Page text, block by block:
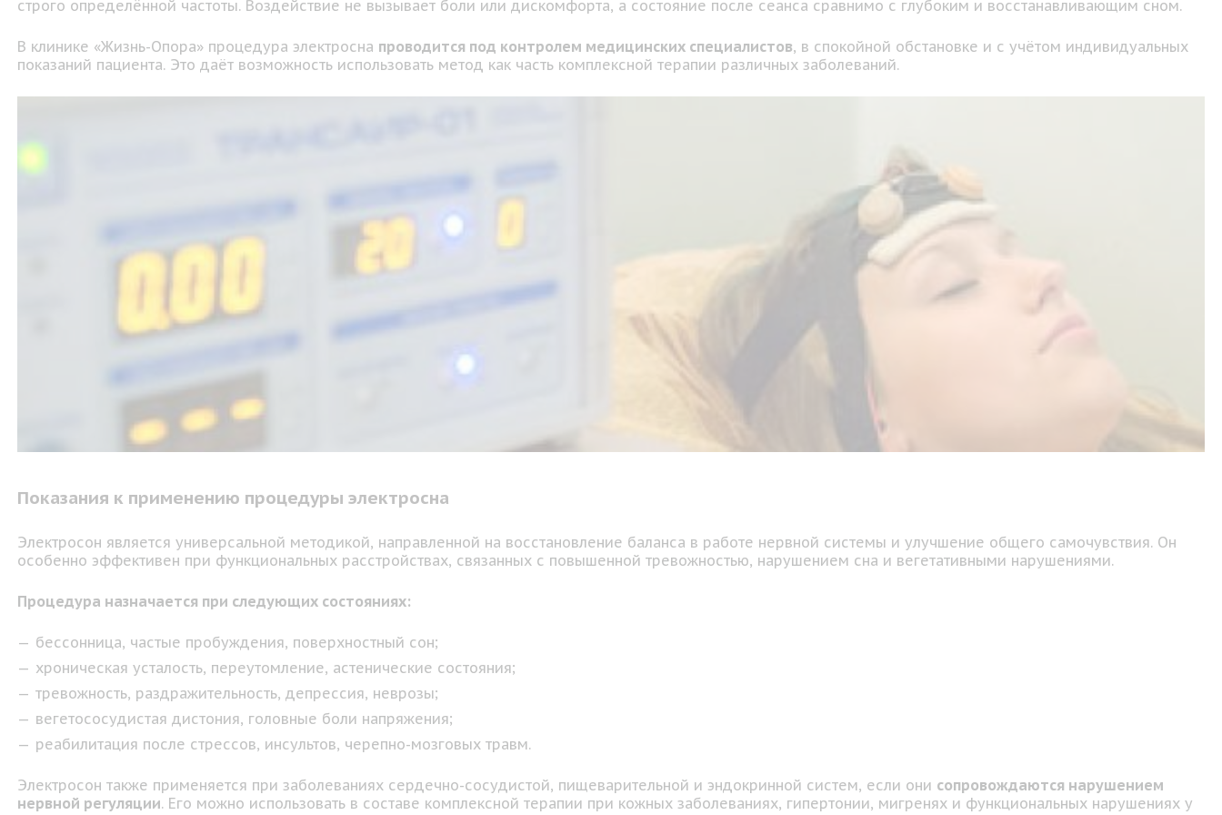
строго определённой частоты. Воздействие не вызывает боли или дискомфорта, а состояние после сеанса сравнимо с глубоким и восстанавливающим сном.
В клинике «Жизнь-Опора» процедура электросна проводится под контролем медицинских специалистов, в спокойной обстановке и с учётом индивидуальных
показаний пациента. Это даёт возможность использовать метод как часть комплексной терапии различных заболеваний.
Показания к применению процедуры электросна
Электросон является универсальной методикой, направленной на восстановление баланса в работе нервной системы и улучшение общего самочувствия. Он
особенно эффективен при функциональных расстройствах, связанных с повышенной тревожностью, нарушением сна и вегетативными нарушениями.
Процедура назначается при следующих состояниях:
бессонница, частые пробуждения, поверхностный сон;
хроническая усталость, переутомление, астенические состояния;
тревожность, раздражительность, депрессия, неврозы;
вегетососудистая дистония, головные боли напряжения;
реабилитация после стрессов, инсультов, черепно-мозговых травм.
Электросон также применяется при заболеваниях сердечно-сосудистой, пищеварительной и эндокринной систем, если они сопровождаются нарушением
нервной регуляции. Его можно использовать в составе комплексной терапии при кожных заболеваниях, гипертонии, мигренях и функциональных нарушениях у